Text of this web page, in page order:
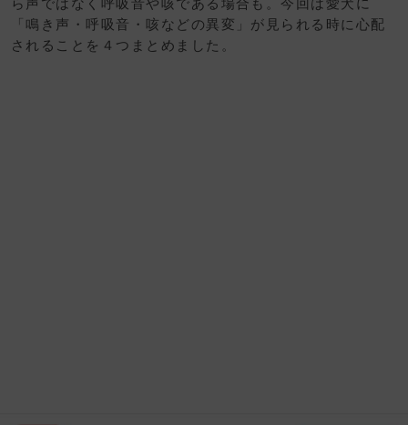
ら声ではなく呼吸音や咳である場合も。今回は愛犬に
「鳴き声・呼吸音・咳などの異変」が見られる時に心配
されることを４つまとめました。